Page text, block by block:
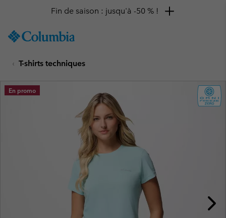
TO
SKIP
MAIN
NAV
Fin de saison : jusqu'à -50 % !
T-shirts techniques
En promo